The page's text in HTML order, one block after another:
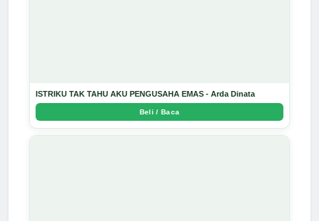
ISTRIKU TAK TAHU AKU PENGUSAHA EMAS - Arda Dinata
Beli / Baca